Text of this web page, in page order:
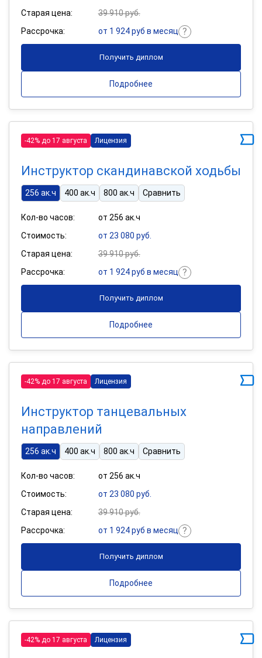
Старая цена:
39 910 руб.
Рассрочка:
от 1 924 руб в месяц
Получить диплом
Подробнее
-42% до 17 августа Лицензия
Инструктор скандинавской ходьбы
256 ак.ч 400 ак.ч 800 ак.ч Сравнить
Кол-во часов:
от 256 ак.ч
Стоимость:
от 23 080 руб.
Старая цена:
39 910 руб.
Рассрочка:
от 1 924 руб в месяц
Получить диплом
Подробнее
-42% до 17 августа Лицензия
Инструктор танцевальных
направлений
256 ак.ч 400 ак.ч 800 ак.ч Сравнить
Кол-во часов:
от 256 ак.ч
Стоимость:
от 23 080 руб.
Старая цена:
39 910 руб.
Рассрочка:
от 1 924 руб в месяц
Получить диплом
Подробнее
-42% до 17 августа Лицензия